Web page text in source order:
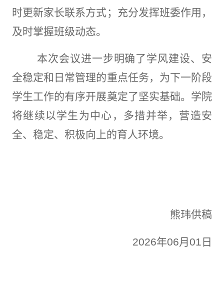
时更新家长联系方式；充分发挥班委作用，
及时掌握班级动态。
本次会议进一步明确了学风建设、安
全稳定和日常管理的重点任务，为下一阶段
学生工作的有序开展奠定了坚实基础。学院
将继续以学生为中心，多措并举，营造安
全、稳定、积极向上的育人环境。
熊玮供稿
2026年06月 01 日